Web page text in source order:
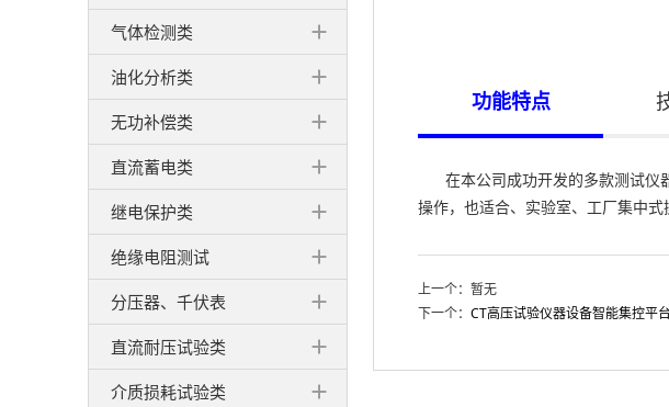
气体检测类
油化分析类
无功补偿类
直流蓄电类
继电保护类
绝缘电阻测试
分压器、千伏表
直流耐压试验类
介质损耗试验类
功能特点
在本公司成功开发的多款测试仪
操作，也适合、实验室、工厂集中式
上一个：暂无
下一个：CT高压试验仪器设备智能集控平台